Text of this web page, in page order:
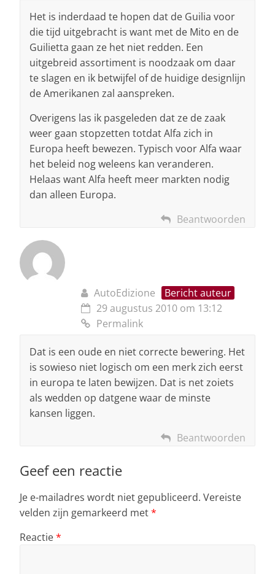
Het is inderdaad te hopen dat de Guilia voor
die tijd uitgebracht is want met de Mito en de
Guilietta gaan ze het niet redden. Een
uitgebreid assortiment is noodzaak om daar
te slagen en ik betwijfel of de huidige designlijn
de Amerikanen zal aanspreken.
Overigens las ik pasgeleden dat ze de zaak
weer gaan stopzetten totdat Alfa zich in
Europa heeft bewezen. Typisch voor Alfa waar
het beleid nog weleens kan veranderen.
Helaas want Alfa heeft meer markten nodig
dan alleen Europa.
Beantwoorden
AutoEdizione
Bericht auteur
29 augustus 2010 om 13:12
Permalink
Dat is een oude en niet correcte bewering. Het
is sowieso niet logisch om een merk zich eerst
in europa te laten bewijzen. Dat is net zoiets
als wedden op datgene waar de minste
kansen liggen.
Beantwoorden
Geef een reactie
Je e-mailadres wordt niet gepubliceerd. Vereiste
velden zijn gemarkeerd met*
Reactie*